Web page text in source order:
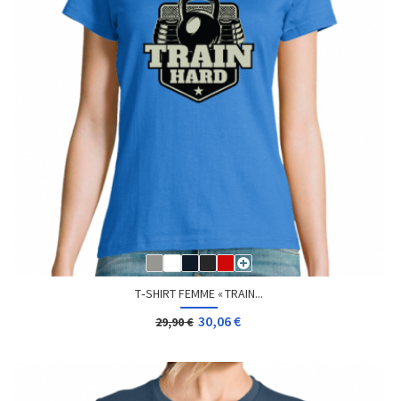
T‑SHIRT FEMME « TRAIN...
29,90 € 30,06 €